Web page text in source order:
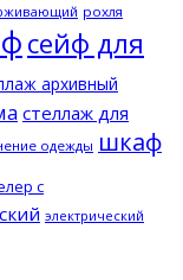
рохля
сейф для
архивный
стеллаж для
одежды шкаф
с
электрический